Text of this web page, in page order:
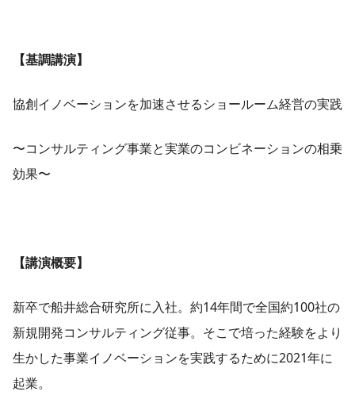
【基調講演】
協創イノベーションを加速させるショールーム経営の実践
〜コンサルティング事業と実業のコンビネーションの相乗
効果〜
【講演概要】
新卒で船井総合研究所に入社。約14年間で全国約100社の
新規開発コンサルティング従事。そこで培った経験をより
生かした事業イノベーションを実践するために2021年に
起業。